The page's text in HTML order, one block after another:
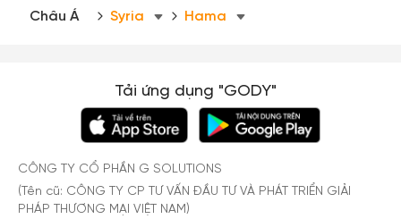
Châu Á Syria Hama
Tải ứng dụng "GODY"
CÔNG TY CỔ PHẦN G SOLUTIONS
(Tên cũ: CÔNG TY CP TƯ VẤN ĐẦU TƯ VÀ PHÁT TRIỂN GIẢI
PHÁP THƯƠNG MẠI VIỆT NAM)